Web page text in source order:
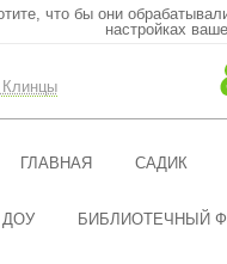
что бы они
настройках
ГЛАВНАЯ САДИК
БИБЛИОТЕЧНЫЙ